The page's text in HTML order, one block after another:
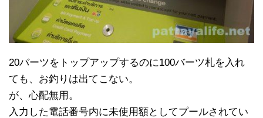
20バーツをトップアップするのに100バーツ札を入れ
ても、お釣りは出てこない。
が、心配無用。
入力した電話番号内に未使用額としてプールされてい